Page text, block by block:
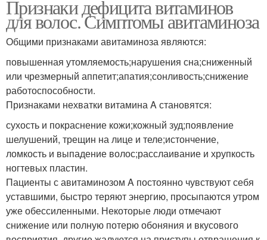
Признаки дефицита витаминов
для волос. Симптомы авитаминоза
Общими признаками авитаминоза являются:
повышенная утомляемость;нарушения сна;сниженный
или чрезмерный аппетит;апатия;сонливость;снижение
работоспособности.
Признаками нехватки витамина A становятся:
сухость и покраснение кожи;кожный зуд;появление
шелушений, трещин на лице и теле;истончение,
ломкость и выпадение волос;расслаивание и хрупкость
ногтевых пластин.
Пациенты с авитаминозом A постоянно чувствуют себя
уставшими, быстро теряют энергию, просыпаются утром
уже обессиленными. Некоторые люди отмечают
снижение или полную потерю обоняния и вкусового